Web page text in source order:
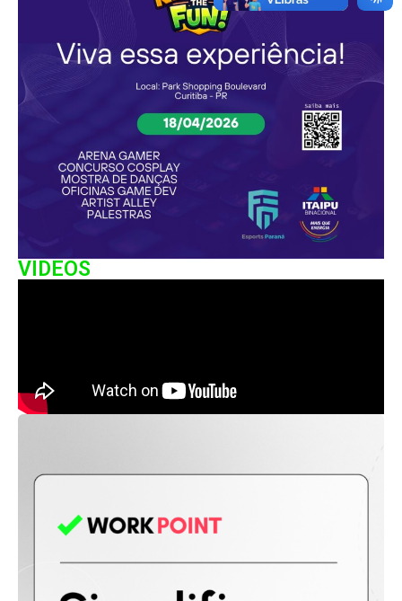
VIDEOS